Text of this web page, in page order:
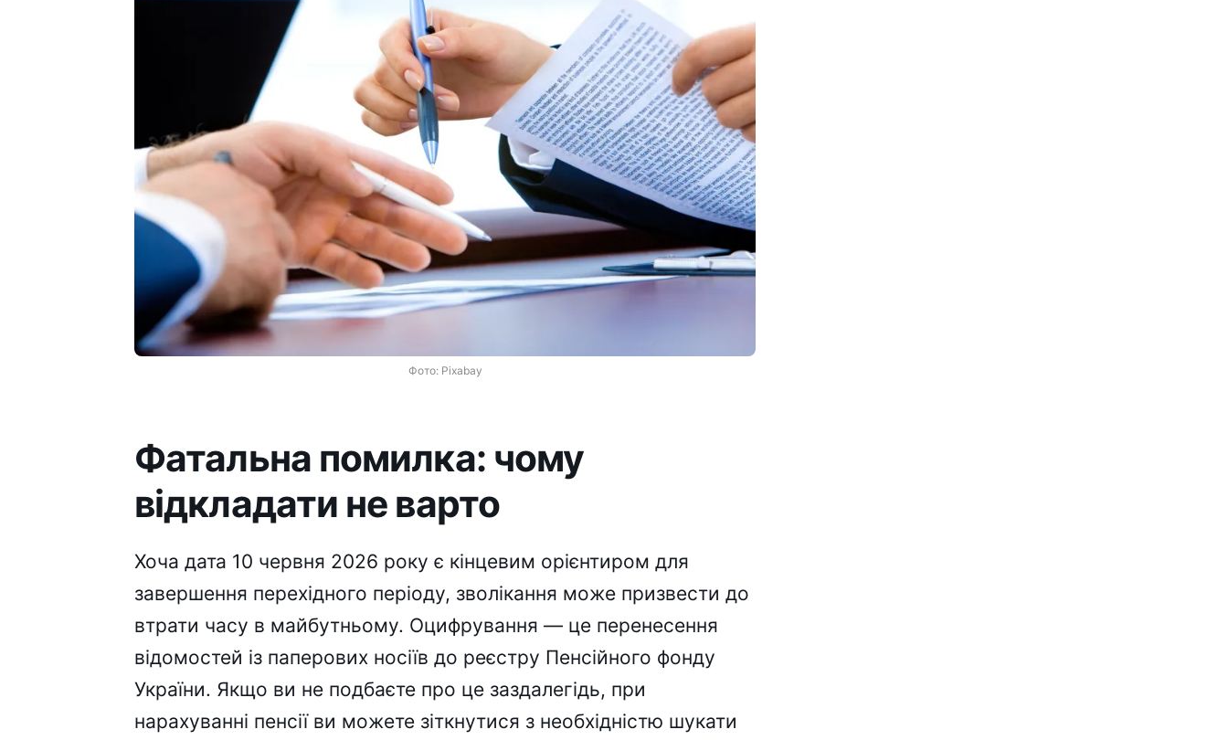
Фото: Pixabay
Фатальна помилка: чому
відкладати не варто
Хоча дата 10 червня 2026 року є кінцевим орієнтиром для
завершення перехідного періоду, зволікання може призвести до
втрати часу в майбутньому. Оцифрування — це перенесення
відомостей із паперових носіїв до реєстру Пенсійного фонду
України. Якщо ви не подбаєте про це заздалегідь, при
нарахуванні пенсії ви можете зіткнутися з необхідністю шукати